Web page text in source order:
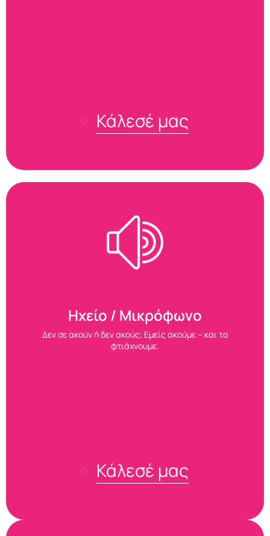
Κάλεσέ μας
Ηχείο / Μικρόφωνο
Δεν σε ακούν ή δεν ακούς; Εμείς ακούμε – και το
φτιάχνουμε.
Κάλεσέ μας